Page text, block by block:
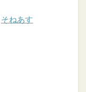
そねあす